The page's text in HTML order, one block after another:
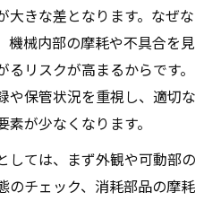
大きな差となります。なぜな
機械内部の摩耗や不具合を見
リスクが高まるからです。
や保管状況を重視し、適切な
が少なくなります。
しては、まず外観や可動部の
のチェック、消耗部品の摩耗